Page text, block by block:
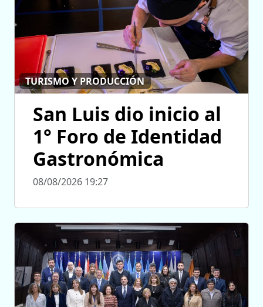
TURISMO Y PRODUCCIÓN
San Luis dio inicio al
1° Foro de Identidad
Gastronómica
08/08/2026 19:27